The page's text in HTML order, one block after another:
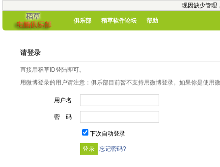
现因缺少管理
俱乐部 稻草软件论坛 帮助
请登录
直接用稻草ID登陆即可。
用微博登录的用户请注意：俱乐部目前暂不支持用微博登录。如果你是使用
用户名
密 码
下次自动登录
忘记密码?